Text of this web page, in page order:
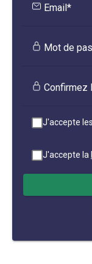
Email*
Mot de
Confirmez
J'accepte les
J'accepte la